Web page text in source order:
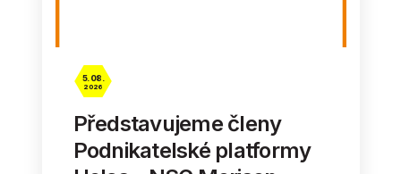
5. 08.
2026
Představujeme členy
Podnikatelské platformy